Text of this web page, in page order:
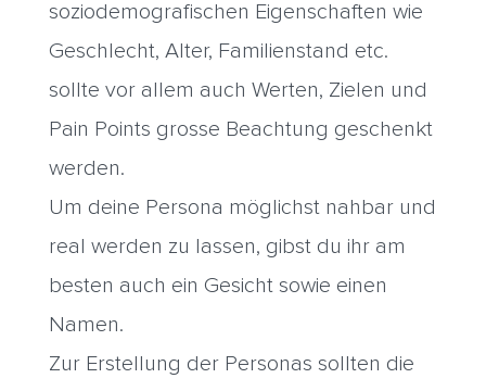
soziodemografischen Eigenschaften wie
Geschlecht, Alter, Familienstand etc.
sollte vor allem auch Werten, Zielen und
Pain Points grosse Beachtung geschenkt
werden.
Um deine Persona möglichst nahbar und
real werden zu lassen, gibst du ihr am
besten auch ein Gesicht sowie einen
Namen.
Zur Erstellung der Personas sollten die